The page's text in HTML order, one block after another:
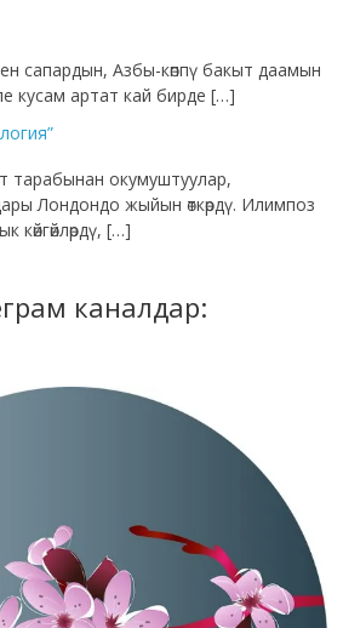
сапардын, Азбы-көппү бакыт даамын
кусам артат кай бирде […]
тарабынан окумуштуулар,
Лондондо жыйын өткөрдү. Илимпоз
[…]
каналдар: